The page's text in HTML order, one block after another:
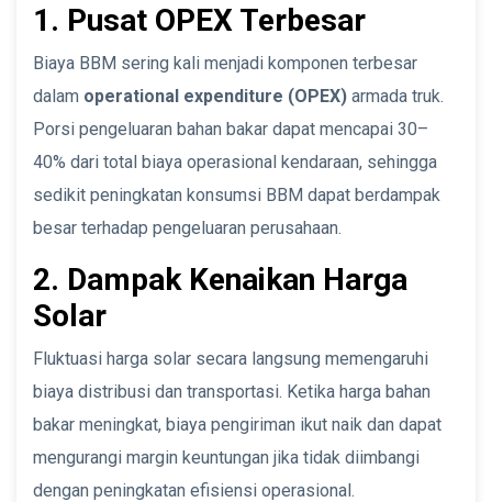
1. Pusat OPEX Terbesar
Biaya BBM sering kali menjadi komponen terbesar
dalam operational expenditure (OPEX) armada truk.
Porsi pengeluaran bahan bakar dapat mencapai 30–
40% dari total biaya operasional kendaraan, sehingga
sedikit peningkatan konsumsi BBM dapat berdampak
besar terhadap pengeluaran perusahaan.
2. Dampak Kenaikan Harga
Solar
Fluktuasi harga solar secara langsung memengaruhi
biaya distribusi dan transportasi. Ketika harga bahan
bakar meningkat, biaya pengiriman ikut naik dan dapat
mengurangi margin keuntungan jika tidak diimbangi
dengan peningkatan efisiensi operasional.